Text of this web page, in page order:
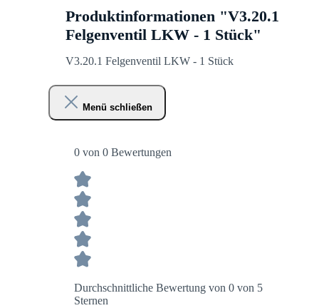
Produktinformationen "V3.20.1
Felgenventil LKW - 1 Stück"
V3.20.1 Felgenventil LKW - 1 Stück
Menü schließen
0 von 0 Bewertungen
Durchschnittliche Bewertung von 0 von 5
Sternen